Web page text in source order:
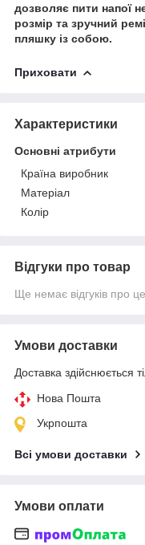
дозволяє пити напої
розмір та зручний
пляшку із собою.
Приховати
Характеристики
Основні атрибути
Країна виробник
Матеріал
Колір
Відгуки про товар
Ще немає відгуків про
Умови доставки
Доставка здійснюється
Нова Пошта
Укрпошта
Всі умови доставки
Умови оплати